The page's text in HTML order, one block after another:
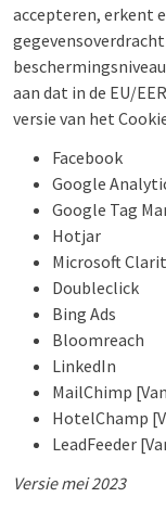
accepteren, erkent
aan dat in de EU/
versie van het
Facebook
Google
Google Tag
Hotjar
Microsoft
Doubleclick
Bing Ads
Bloomreach
LinkedIn
MailChimp
HotelChamp
LeadFeeder
Versie mei 2023